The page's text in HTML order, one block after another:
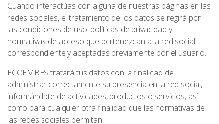
Cuando interactúas con alguna de nuestras páginas en las
redes sociales, el tratamiento de los datos se regirá por
las condiciones de uso, políticas de privacidad y
normativas de acceso que pertenezcan a la red social
correspondiente y aceptadas previamente por el usuario.
ECOEMBES tratará tus datos con la finalidad de
administrar correctamente su presencia en la red social,
informándote de actividades, productos o servicios, así
como para cualquier otra finalidad que las normativas de
las redes sociales permitan.